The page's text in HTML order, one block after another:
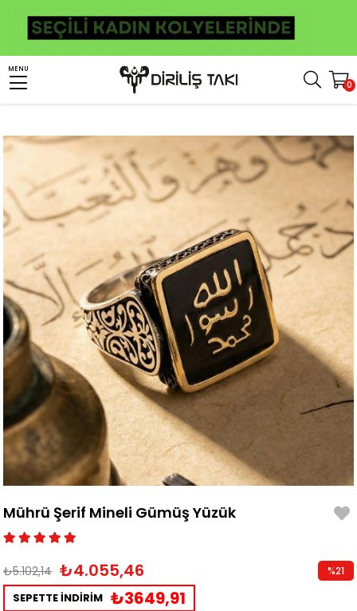
MENU
0
Erkek Gümüş Yüzük
Mührü Şerif Mineli Gümüş Yüzük
₺5.102,14 ₺4.055,46
SEPETTE İNDİRİM ₺3649,91
%21